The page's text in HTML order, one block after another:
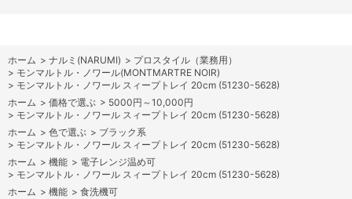
ホーム > ナルミ(NARUMI) > プロスタイル（業務用）
> モンマルトル・ノワール(MONTMARTRE NOIR)
> モンマルトル・ノワール スィープトレイ 20cm (51230-5628)
ホーム > 価格で選ぶ > 5000円～10,000円
> モンマルトル・ノワール スィープトレイ 20cm (51230-5628)
ホーム > 色で選ぶ > ブラック系
> モンマルトル・ノワール スィープトレイ 20cm (51230-5628)
ホーム > 機能 > 電子レンジ温め可
> モンマルトル・ノワール スィープトレイ 20cm (51230-5628)
ホーム > 機能 > 食洗機可